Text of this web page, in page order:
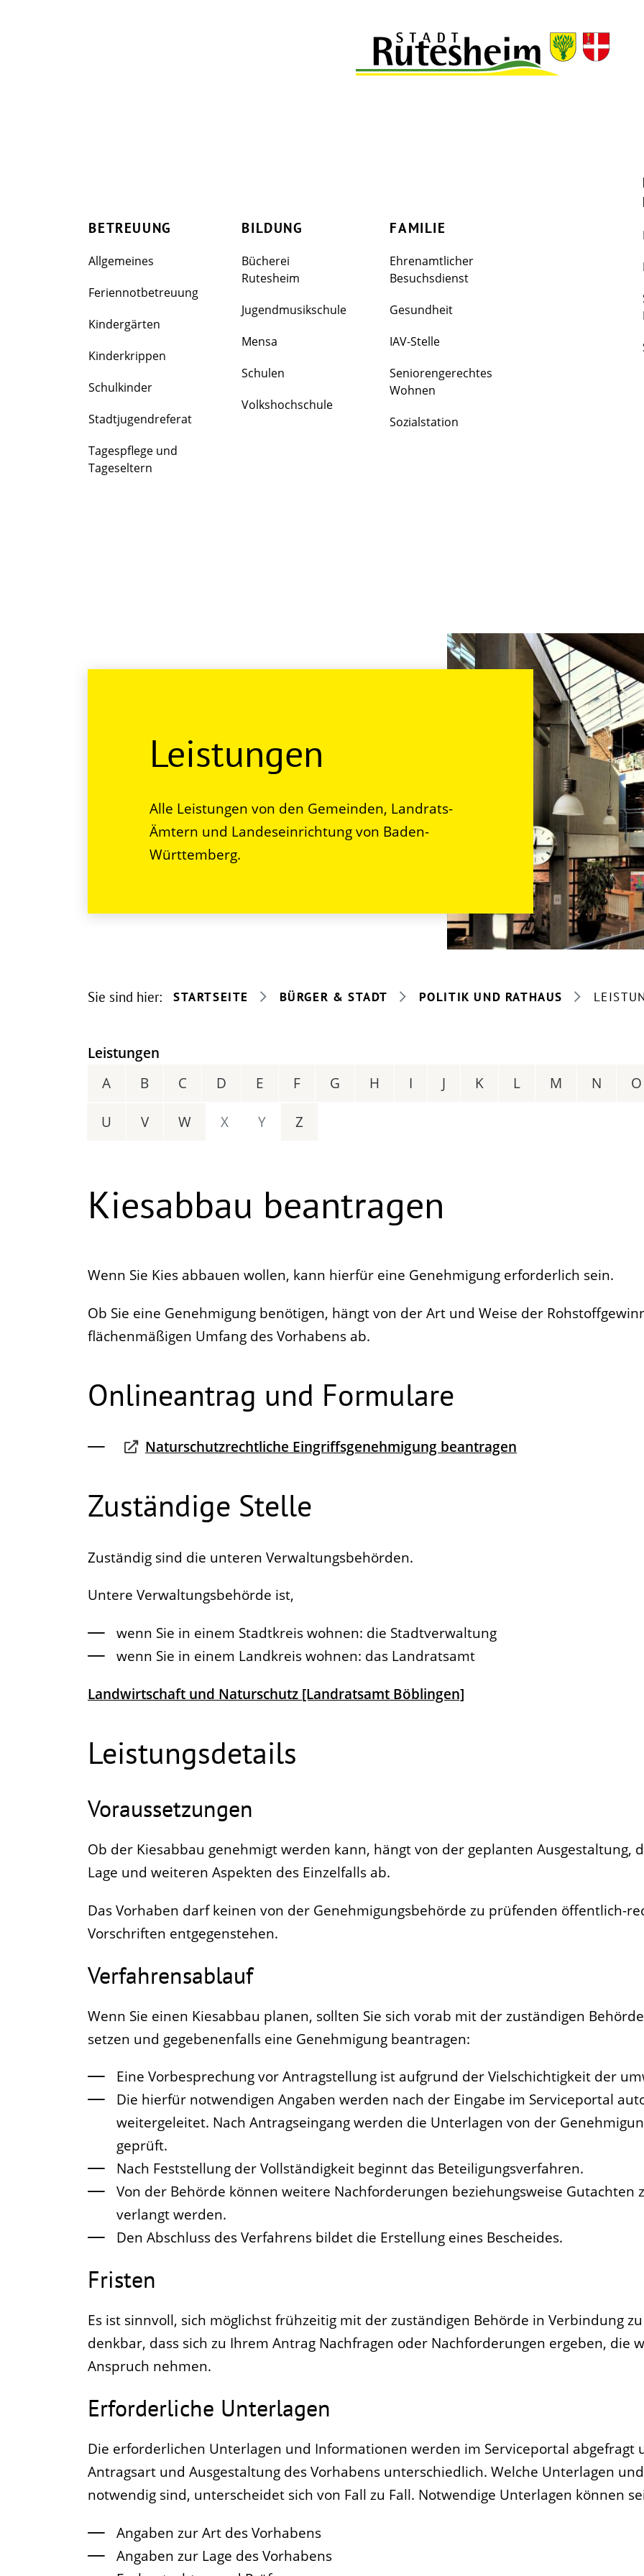
FAMILIE
BILDUNG
BETREUUNG
Allgemeines
Feriennotbetreuung
Kindergärten
Kinderkrippen
Schulkinder
Stadtjugendreferat
Tagespflege und
Tageseltern
BILDUNG
Bücherei
Rutesheim
Jugendmusikschule
Mensa
Schulen
Volkshochschule
FAMILIE
Ehrenamtlicher
Besuchsdienst
Gesundheit
IAV-Stelle
Seniorengerechtes
Wohnen
Sozialstation
Leistungen
Alle Leistungen von den Gemeinden, Landrats-
Ämtern und Landeseinrichtung von Baden-
Württemberg.
Sie sind hier: STARTSEITE BÜRGER & STADT POLITIK UND RATHAUS
Leistungen
A
B C D E F G H I J K L M N O
U V W X Y Z
Kiesabbau beantragen
Wenn Sie Kies abbauen wollen, kann hierfür eine Genehmigung erforderlich sein.
Ob Sie eine Genehmigung benötigen, hängt von der Art und Weise der
flächenmäßigen Umfang des Vorhabens ab.
Onlineantrag und Formulare
Naturschutzrechtliche Eingriffsgenehmigung beantragen
Zuständige Stelle
Zuständig sind die unteren Verwaltungsbehörden.
Untere Verwaltungsbehörde ist,
wenn Sie in einem Stadtkreis wohnen: die Stadtverwaltung
wenn Sie in einem Landkreis wohnen: das Landratsamt
Landwirtschaft und Naturschutz [Landratsamt Böblingen]
Leistungsdetails
Voraussetzungen
Ob der Kiesabbau genehmigt werden kann, hängt von der geplanten Ausgestaltung,
Lage und weiteren Aspekten des Einzelfalls ab.
Das Vorhaben darf keinen von der Genehmigungsbehörde zu prüfenden öffentlich-
Vorschriften entgegenstehen.
Verfahrensablauf
Wenn Sie einen Kiesabbau planen, sollten Sie sich vorab mit der zuständigen
setzen und gegebenenfalls eine Genehmigung beantragen:
Eine Vorbesprechung vor Antragstellung ist aufgrund der Vielschichtigkeit der
Die hierfür notwendigen Angaben werden nach der Eingabe im Serviceportal
weitergeleitet. Nach Antragseingang werden die Unterlagen von der
geprüft.
Nach Feststellung der Vollständigkeit beginnt das Beteiligungsverfahren.
Von der Behörde können weitere Nachforderungen beziehungsweise Gutachten
verlangt werden.
Den Abschluss des Verfahrens bildet die Erstellung eines Bescheides.
Fristen
Es ist sinnvoll, sich möglichst frühzeitig mit der zuständigen Behörde in Verbindung
denkbar, dass sich zu Ihrem Antrag Nachfragen oder Nachforderungen ergeben, die
Anspruch nehmen.
Erforderliche Unterlagen
Die erforderlichen Unterlagen und Informationen werden im Serviceportal abgefragt
Antragsart und Ausgestaltung des Vorhabens unterschiedlich. Welche Unterlagen
notwendig sind, unterscheidet sich von Fall zu Fall. Notwendige Unterlagen können
Angaben zur Art des Vorhabens
Angaben zur Lage des Vorhabens